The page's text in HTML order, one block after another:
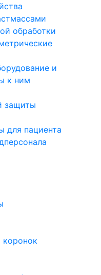
обработки
и
к ним
защиты
для пациента
коронок